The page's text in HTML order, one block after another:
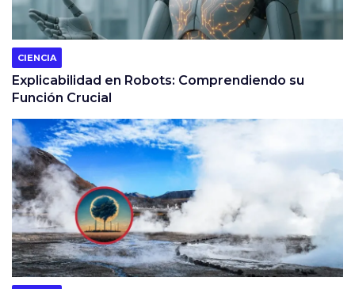
CIENCIA
Explicabilidad en Robots: Comprendiendo su
Función Crucial